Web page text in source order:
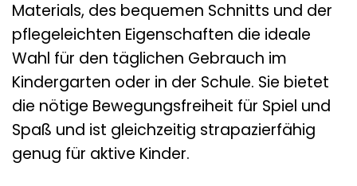
Materials, des bequemen Schnitts und der
pflegeleichten Eigenschaften die ideale
Wahl für den täglichen Gebrauch im
Kindergarten oder in der Schule. Sie bietet
die nötige Bewegungsfreiheit für Spiel und
Spaß und ist gleichzeitig strapazierfähig
genug für aktive Kinder.